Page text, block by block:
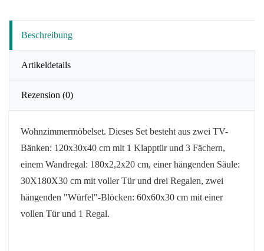
Beschreibung
Artikeldetails
Rezension (0)
Wohnzimmermöbelset. Dieses Set besteht aus zwei TV-
Bänken: 120x30x40 cm mit 1 Klapptür und 3 Fächern,
einem Wandregal: 180x2,2x20 cm, einer hängenden Säule:
30X180X30 cm mit voller Türund drei Regalen, zwei
hängenden "Würfel"-Blöcken: 60x60x30 cm mit einer
vollen Tür und 1 Regal.